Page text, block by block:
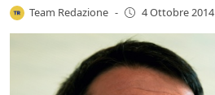
Team Redazione - 4 Ottobre 2014